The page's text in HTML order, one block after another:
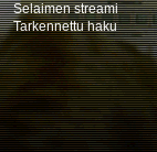
Selaimen streami
Tarkennettu haku